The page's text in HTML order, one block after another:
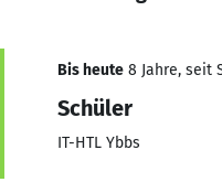
Bis heute 8 Jahre, seit
Schüler
IT-HTL Ybbs